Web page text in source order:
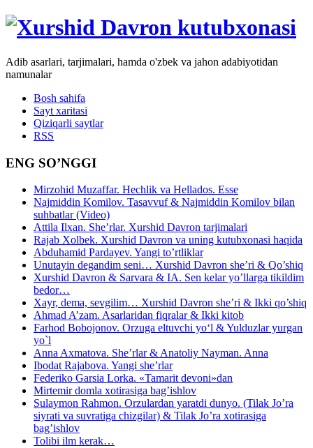
Adib asarlari, tarjimalari, hamda o'zbek va jahon adabiyotidan
namunalar
Bosh sahifa
Sayt xaritasi
Qiziqarli saytlar
RSS
ENG SO’NGGI
Mirzohid Muzaffar. Hechlik va Hellados. Esse
Najmiddin Komilov. Tasavvuf & Najmiddin Komilov bilan
suhbatlar (Video)
Attila Ilxan. She’rlar. Xurshid Davron tarjimalari
Rajab Xolbek. Xurshid Davron va uning kutubxonasi haqida
Abduhamid Pardayev. Yangi to’rtliklar
Unutayin degandim seni… Xurshid Davron she’ri & Qo’shiq
Xurshid Davron & Sarvara & IA. Sen kelar yo’llarga tikildim
bedor…
Xayr, dema, sevgilim… Xurshid Davron she’ri & Ikki qo’shiq
Ahmad A’zam. Asarlaridan fiqralar & Ikki kitob
Farhod Bobojonov. Orzuga eltuvchi yo‘l & Yulduzlar yurgan
yo`l
Anna Axmatova. She’rlar & Anatoliy Nayman. Anna
Ibodat Rajabova. Yangi she’rlar
Federiko Garsia Lorka. «Tamarit devoni»dan
Mirtemir domla xotirasiga bag’ishlov
Sulaymon Rahmon. Orzulardan yaratdi dunyo. (Tilak Jo’ra
siyrati va suvratiga chizgilar) & Tilak Jo’ra xotirasiga
bag’ishlov
Tolibi ilm kerak…